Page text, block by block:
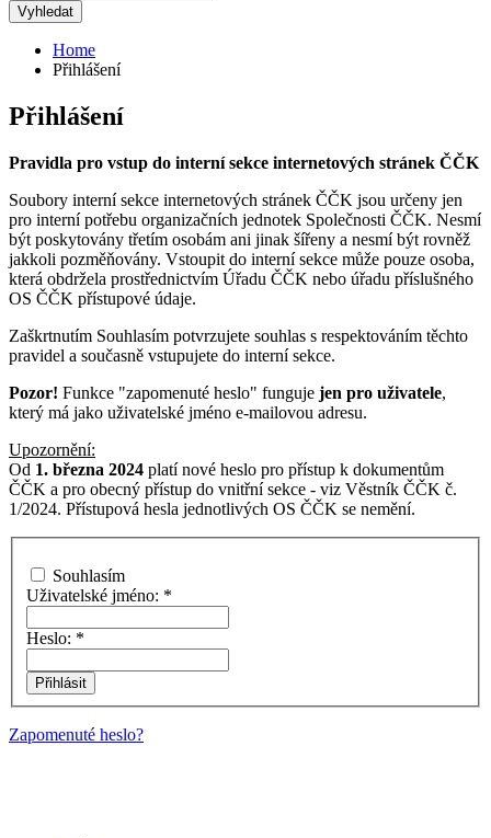
Home
Přihlášení
Přihlášení
Pravidla pro vstup do interní sekce internetových stránek ČČK
Soubory interní sekce internetových stránek ČČK jsou určeny jen
pro interní potřebu organizačních jednotek Společnosti ČČK. Nesmí
být poskytovány třetím osobám ani jinak šířeny a nesmí být rovněž
jakkoli pozměňovány. Vstoupit do interní sekce může pouze osoba,
která obdržela prostřednictvím Úřadu ČČK nebo úřadu příslušného
OS ČČK přístupové údaje.
Zaškrtnutím Souhlasím potvrzujete souhlas s respektováním těchto
pravidel a současně vstupujete do interní sekce.
Pozor! Funkce "zapomenuté heslo" funguje jen pro uživatele,
který má jako uživatelské jméno e-mailovou adresu.
Upozornění:
Od 1. března 2024 platí nové heslo pro přístup k dokumentům
ČČK a pro obecný přístup do vnitřní sekce - viz Věstník ČČK č.
1/2024. Přístupová hesla jednotlivých OS ČČK se nemění.
Souhlasím
Uživatelské jméno: *
Heslo: *
Zapomenuté heslo?